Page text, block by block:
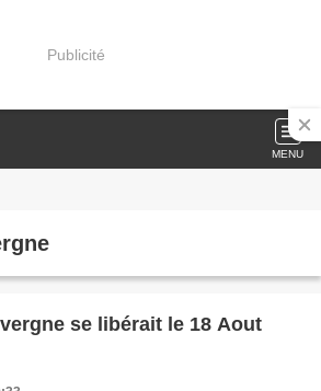
Publicité
MENU
se libérait le 18 Aout